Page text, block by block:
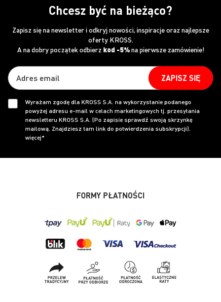
Chcesz być na bieżąco?
Zapisz się na newsletter i odkryj nowości, inspiracje oraz najlepsze
oferty KROSS.
A na dobry początek odbierz kod -5%na pierwsze zamówienie!
ZAPISZ SIĘ
Wyrażam zgodę dla KROSS S.A. na wykorzystanie podanego
powyżej adresu e-mail w celach marketingowych tj. przesyłania
newsletteru KROSS S.A. (Po zapisie sprawdź swoją skrzynkę
mailową. Znajdziesz tam link do potwierdzenia subskrypcji).
więcej*
FORMY PŁATNOŚCI